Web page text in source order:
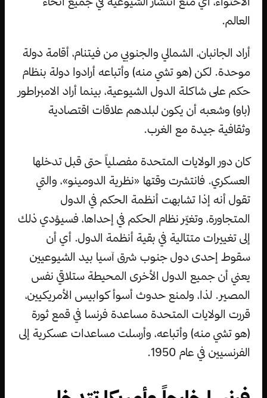
العالم.
أراد الجانبان، الشمالي والجنوبي من فيتنام، أقامة دولة
موحدة. لكن (هو تشي منه) وأتباعه أرادوا دولة بنظام
حكم على شاكلة الدول الشيوعية، بينما أراد الامبراطور
(باو) وشعبه أن يكون لبلدهم علاقات اقتصادية
وثقافية جيدة مع الغرب.
كان دور الولايات المتحدة مفصلياً حتى قبل تدخلها
العسكري. فانتشرت وقتها «نظرية الدومينو»، والتي
تقول أنه إذا تشابهت أنظمة الحكم في الدول
المتجاورة، وتغيّر نظام الحكم في إحداها، فسيؤدي ذلك
إلى تغييرات متتالية في بقية أنظمة الدول. أي أن
سقوط إحدى دول جنوب شرق آسيا بيد الشيوعيين
يعني أن جميع الدول الأخرى المحيطة ستلاقي نفس
المصير. لذا، ولمنع حدوث أسوأ كوابيس الأمريكيين،
قررت الولايات المتحدة مساعدة فرنسا في قمع ثورة
(هو تشي منه) وأتباعه، وأرسلت مساعدات عسكرية إلى
الفرنسيين في عام 1950.